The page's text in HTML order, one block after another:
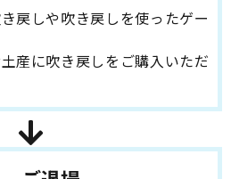
戻しや吹き戻しを使ったゲー
産に吹き戻しをご購入いただ